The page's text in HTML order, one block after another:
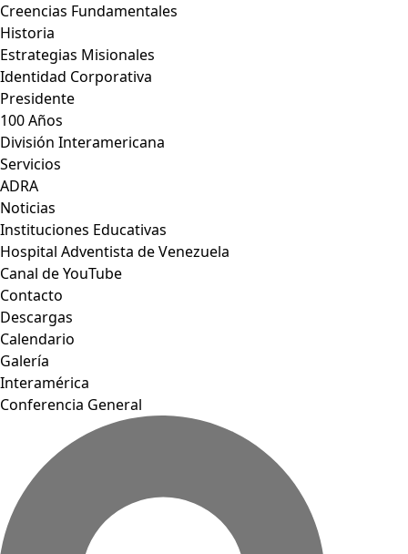
Creencias Fundamentales
Historia
Estrategias Misionales
Identidad Corporativa
Presidente
100 Años
División Interamericana
Servicios
ADRA
Noticias
Instituciones Educativas
Hospital Adventista de Venezuela
Canal de YouTube
Contacto
Descargas
Calendario
Galería
Interamérica
Conferencia General